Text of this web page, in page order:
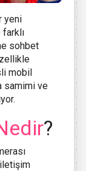
yeni
sohbet
mobil
samimi ve
?
iletişim